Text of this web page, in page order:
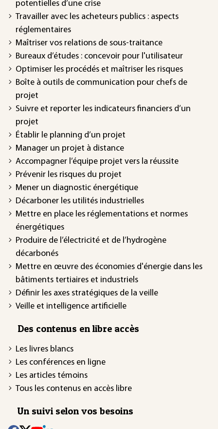
potentielles d’une crise
Travailler avec les acheteurs publics : aspects
réglementaires
Maîtriser vos relations de sous-traitance
Bureaux d’études : concevoir pour l'utilisateur
Optimiser les procédés et maîtriser les risques
Boîte à outils de communication pour chefs de
projet
Suivre et reporter les indicateurs financiers d’un
projet
Établir le planning d’un projet
Manager un projet à distance
Accompagner l’équipe projet vers la réussite
Prévenir les risques du projet
Mener un diagnostic énergétique
Décarboner les utilités industrielles
Mettre en place les réglementations et normes
énergétiques
Produire de l’électricité et de l’hydrogène
décarbonés
Mettre en œuvre des économies d'énergie dans les
bâtiments tertiaires et industriels
Définir les axes stratégiques de la veille
Veille et intelligence artificielle
Des contenus en libre accès
Les livres blancs
Les conférences en ligne
Les articles témoins
Tous les contenus en accès libre
Un suivi selon vos besoins